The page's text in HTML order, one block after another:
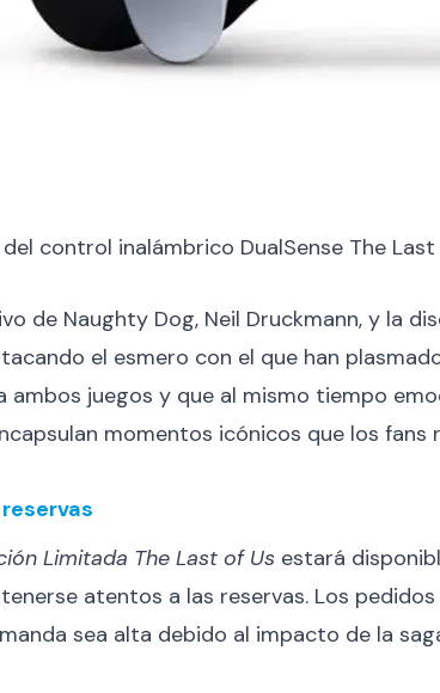
control inalámbrico DualSense The
de Naughty Dog, Neil Druckmann, y la
el esmero con el que han
ambos juegos y que al mismo tiempo
momentos icónicos que los fans
Limitada The Last of Us estará
atentos a las reservas. Los
sea alta debido al impacto de la